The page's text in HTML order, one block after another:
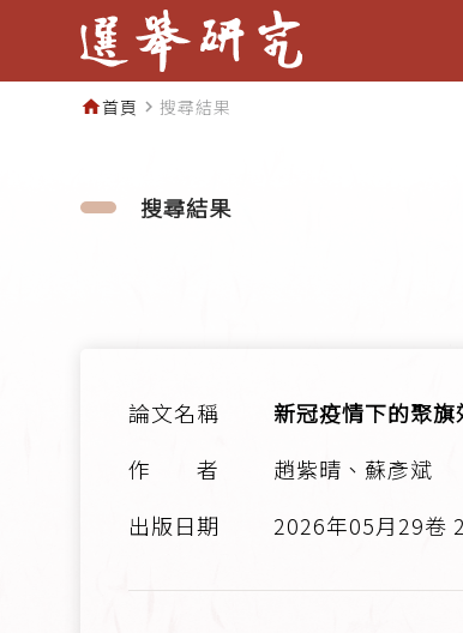
home首頁 navigate_next搜尋結果
搜尋結果
新冠疫情下的聚
趙紫晴、蘇彥斌
2026年05月29卷